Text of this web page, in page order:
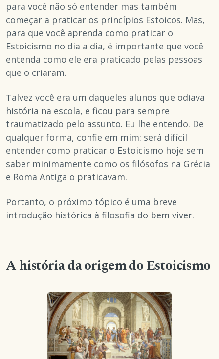
para você não só entender mas também
começar a praticar os princípios Estoicos. Mas,
para que você aprenda como praticar o
Estoicismo no dia a dia, é importante que você
entenda como ele era praticado pelas pessoas
que o criaram.
Talvez você era um daqueles alunos que odiava
história na escola, e ficou para sempre
traumatizado pelo assunto. Eu lhe entendo. De
qualquer forma, confie em mim: será difícil
entender como praticar o Estoicismo hoje sem
saber minimamente como os filósofos na Grécia
e Roma Antiga o praticavam.
Portanto, o próximo tópico é uma breve
introdução histórica à filosofia do bem viver.
A história da origem do Estoicismo